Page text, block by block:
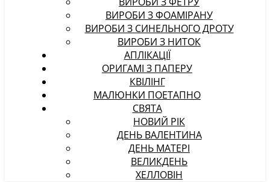
ВИРОБИ З ФОАМІРАНУ
ВИРОБИ З СИНЕЛЬНОГО ДРОТУ
ВИРОБИ З НИТОК
АПЛІКАЦІЇ
ОРИГАМІ З ПАПЕРУ
КВІЛІНГ
МАЛЮНКИ ПОЕТАПНО
СВЯТА
НОВИЙ РІК
ДЕНЬ ВАЛЕНТИНА
ДЕНЬ МАТЕРІ
ВЕЛИКДЕНЬ
ХЕЛЛОВІН